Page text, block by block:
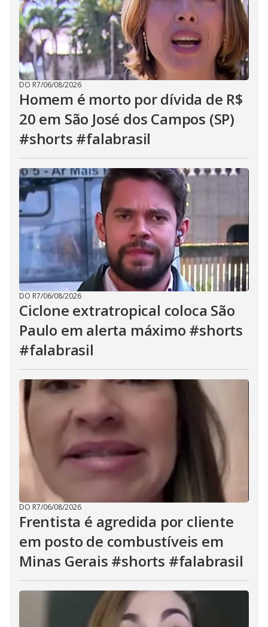
DO R7/06/08/2026
Homem é morto por dívida de R$
20 em São José dos Campos (SP)
#shorts #falabrasil
DO R7/06/08/2026
Ciclone extratropical coloca São
Paulo em alerta máximo #shorts
#falabrasil
DO R7/06/08/2026
Frentista é agredida por cliente
em posto de combustíveis em
Minas Gerais #shorts #falabrasil